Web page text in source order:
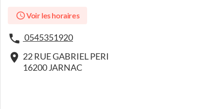
Voir les horaires
0545351920
22 RUE GABRIEL PERI
16200 JARNAC